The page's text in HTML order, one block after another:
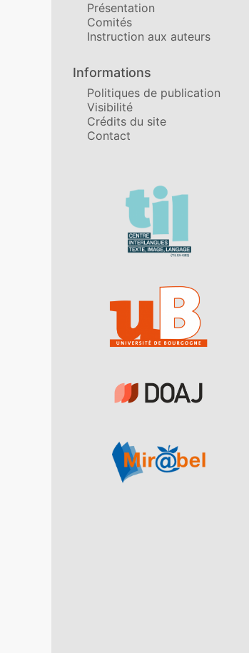
Présentation
Comités
Instruction aux auteurs
Informations
Politiques de publication
Visibilité
Crédits du site
Contact
Affiliations/partenaires